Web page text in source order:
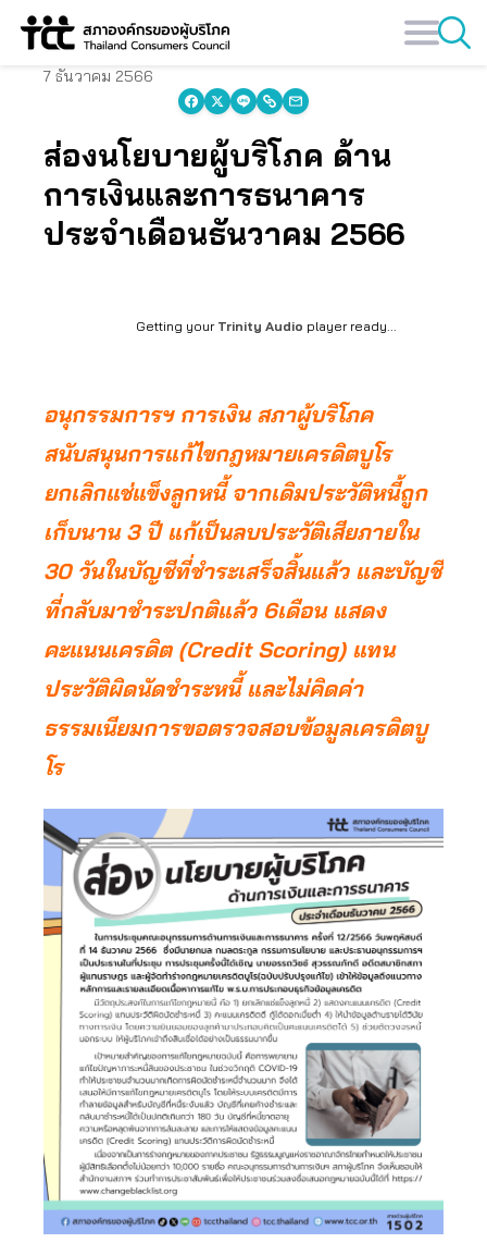
Skip
content
7 ธันวาคม 2566
ส่องนโยบายผู้บริโภค ด้าน
การเงินและการธนาคาร
ประจำเดือนธันวาคม 2566
Getting your Trinity Audio player ready...
อนุกรรมการฯ การเงิน สภาผู้บริโภค
สนับสนุนการแก้ไขกฎหมายเครดิตบูโร
ยกเลิกแช่แข็งลูกหนี้ จากเดิมประวัติหนี้ถูก
เก็บนาน 3 ปี แก้เป็นลบประวัติเสียภายใน
30 วันในบัญชีที่ชำระเสร็จสิ้นแล้ว และบัญชี
ที่กลับมาชำระปกติแล้ว 6เดือน แสดง
คะแนนเครดิต (Credit Scoring) แทน
ประวัติผิดนัดชำระหนี้ และไม่คิดค่า
ธรรมเนียมการขอตรวจสอบข้อมูลเครดิตบู
โร